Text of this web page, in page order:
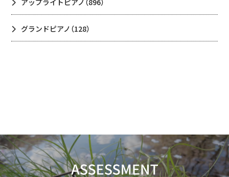
アップライトピアノ （896）
グランドピアノ （128）